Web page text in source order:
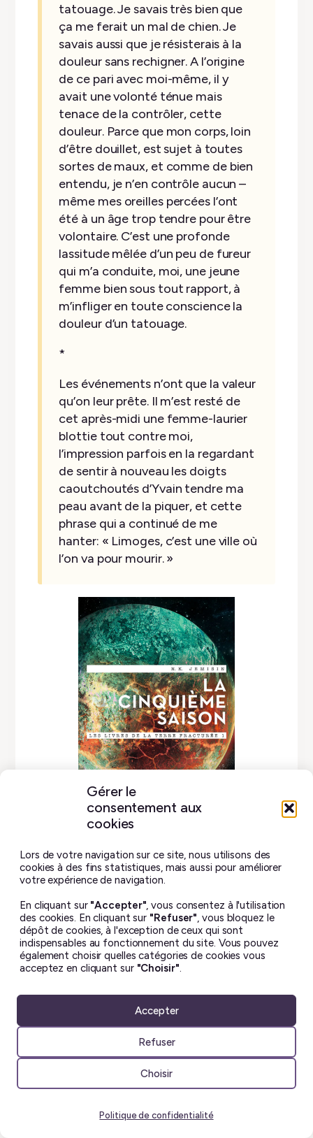
Gérer le
consentement aux
cookies
Lors de votre navigation sur ce site, nous utilisons des
cookies à des fins statistiques, mais aussi pour améliorer
votre expérience de navigation.
En cliquant sur "Accepter", vous consentez à l'utilisation
des cookies. En cliquant sur "Refuser", vous bloquez le
dépôt de cookies, à l'exception de ceux qui sont
indispensables au fonctionnement du site. Vous pouvez
également choisir quelles catégories de cookies vous
acceptez en cliquant sur "Choisir".
Accepter
Refuser
Choisir
Politique de confidentialité
tatouage. Je savais très bien que
ça me ferait un mal de chien. Je
savais aussi que je résisterais à la
douleur sans rechigner. A l’origine
de ce pari avec moi-même, il y
avait une volonté ténue mais
tenace de la contrôler, cette
douleur. Parce que mon corps, loin
d’être douillet, est sujet à toutes
sortes de maux, et comme de bien
entendu, je n’en contrôle aucun –
même mes oreilles percées l’ont
été à un âge trop tendre pour être
volontaire. C’est une profonde
lassitude mêlée d’un peu de fureur
qui m’a conduite, moi, une jeune
femme bien sous tout rapport, à
m’infliger en toute conscience la
douleur d’un tatouage.
*
Les événements n’ont que la valeur
qu’on leur prête. Il m’est resté de
cet après-midi une femme-laurier
blottie tout contre moi,
l’impression parfois en la regardant
de sentir à nouveau les doigts
caoutchoutés d’Yvain tendre ma
peau avant de la piquer, et cette
phrase qui a continué de me
hanter: « Limoges, c’est une ville où
l’on va pour mourir. »
Les livres de la Terre
Cinquième Saison
by
N. K. Jemisin
✭
✭
✭
✭
☆
sur une planète ravagée par les
cataclysmes, où des civilisations
entières disparaissent
régulièrement, victimes d’hivers
interminables, les « cinquièmes
saisons ». Toutes trois sont des
Orogènes: elles détiennent le
pouvoir d’interagir avec les